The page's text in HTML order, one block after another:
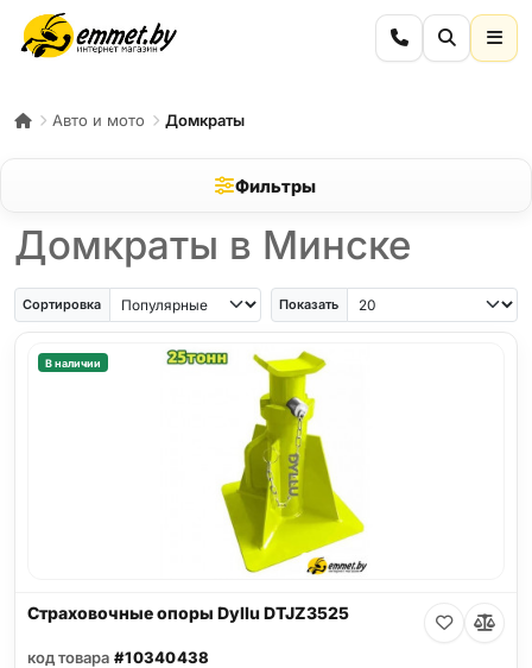
Авто и мото Домкраты
Фильтры
Домкраты в Минске
Сортировка Показать
В наличии
Страховочные опоры Dyllu DTJZ3525
код товара #10340438